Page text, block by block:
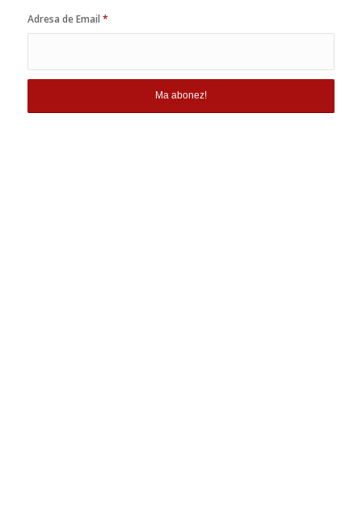
Adresa de Email *